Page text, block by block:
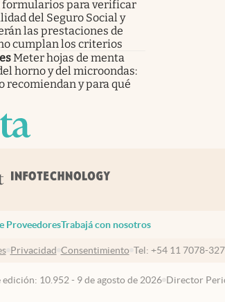
formularios para verificar
del Seguro Social y
las prestaciones de
cumplan los criterios
Meter hojas de menta
horno y del microondas:
recomiendan y para qué
ProveedoresTrabajá con nosotros
Privacidad Consentimiento Tel: +54 11 7078-
edición: 10.952 - 9 de agosto de 2026 Director